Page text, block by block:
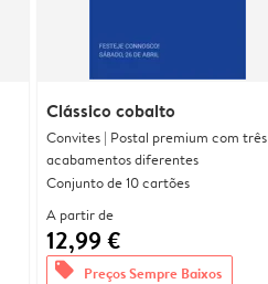
Clássico cobalto
Convites | Postal premium com três
acabamentos diferentes
Conjunto de 10 cartões
A partir de
12,99 €
offers Preços Sempre Baixos